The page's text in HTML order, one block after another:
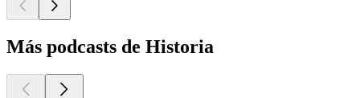
Más podcasts de Historia